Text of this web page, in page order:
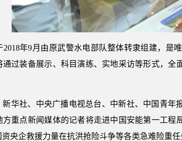
2018年9月由原武警水电部队整体转隶组建，
通过装备展示、科目演练、实地采访等形式，
新华社、中央广播电视总台、中新社、中国青
方重点新闻媒体的记者将走进中国安能第一工
央企救援力量在抗洪抢险斗争等各类急难险重